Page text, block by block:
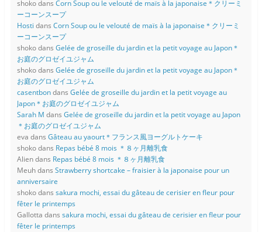
shokodans Corn Soup ou le velouté de maïs à la japonaise＊クリーミ
ーコーンスープ
Hosti dans Corn Soup ou le velouté de maïs à la japonaise＊クリーミ
ーコーンスープ
shokodans Gelée de groseille du jardin et la petit voyage au Japon＊
お庭のグロゼイユジャム
shokodans Gelée de groseille du jardin et la petit voyage au Japon＊
お庭のグロゼイユジャム
casentbondans Gelée de groseille du jardin et la petit voyage au
Japon＊お庭のグロゼイユジャム
Sarah M dans Gelée de groseille du jardin et la petit voyage au Japon
＊お庭のグロゼイユジャム
eva dans Gâteau au yaourt＊フランス風ヨーグルトケーキ
shokodans Repas bébé 8 mois ＊８ヶ月離乳食
Aliendans Repas bébé 8 mois ＊８ヶ月離乳食
Meuhdans Strawberry shortcake – fraisier à la japonaise pour un
anniversaire
shokodans sakura mochi, essai du gâteau de cerisier en fleur pour
fêter le printemps
Gallotta dans sakura mochi, essai du gâteau de cerisier en fleur pour
fêter le printemps